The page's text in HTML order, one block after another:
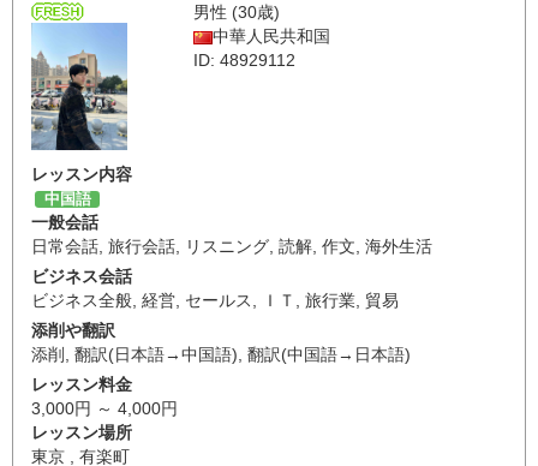
男性 (30歳)
中華人民共和国
ID: 48929112
レッスン内容
中国語
一般会話
日常会話, 旅行会話, リスニング, 読解, 作文, 海外生活
ビジネス会話
ビジネス全般, 経営, セールス, ＩＴ , 旅行業, 貿易
添削や翻訳
添削 , 翻訳(日本語→中国語), 翻訳(中国語→日本語)
レッスン料金
3,000円 ～ 4,000円
レッスン場所
東京 , 有楽町